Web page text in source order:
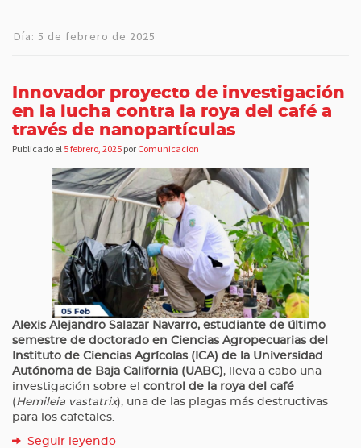
Día: 5 de febrero de 2025
Innovador proyecto de investigación
en la lucha contra la roya del café a
través de nanopartículas
Publicado el 5 febrero, 2025 por Comunicacion
Alexis Alejandro Salazar Navarro, estudiante de último
semestre de doctorado en Ciencias Agropecuarias del
Instituto de Ciencias Agrícolas (ICA) de la Universidad
Autónoma de Baja California (UABC), lleva a cabo una
investigación sobre el control de la roya del café
(Hemileia vastatrix), una de las plagas más destructivas
para los cafetales.
Seguir leyendo